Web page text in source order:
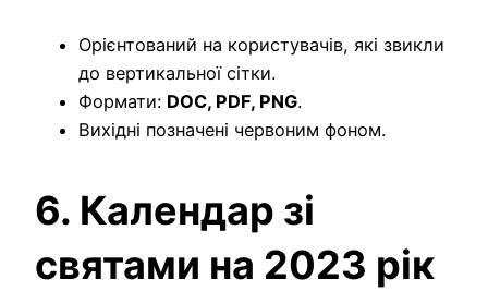
Орієнтований на користувачів, які звикли
до вертикальної сітки.
Формати: DOC, PDF, PNG.
Вихідні позначені червоним фоном.
6. Календар зі
святами на 2023 рік